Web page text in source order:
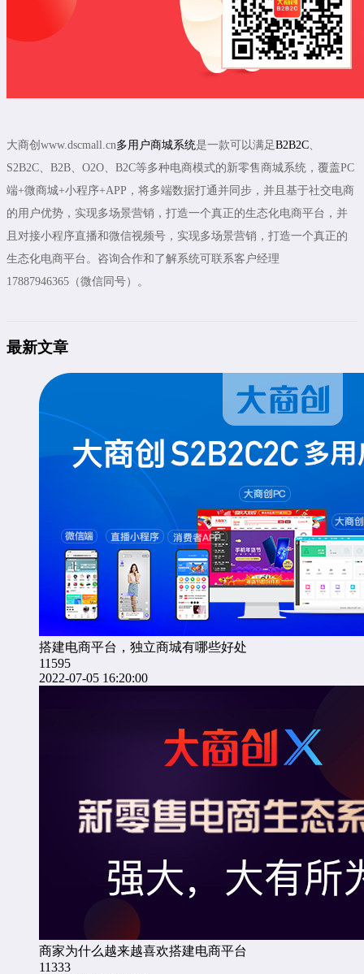
大商创www.dscmall.cn多用户商城系统是一款可以满足B2B2C
S2B2C、B2B、O2O、B2C等多种电商模式的新零售商城系统，覆盖PC
端+微商城+小程序+APP，将多端数据打通并同步，并且基于社交电商
的用户优势，实现多场景营销，打造一个真正的生态化电商平台，并
且对接小程序直播和微信视频号，实现多场景营销，打造一个真正的
生态化电商平台。咨询合作和了解系统可联系客户经理
17887946365（微信同号）。
最新文章
搭建电商平台，独立商城有哪些好处
11595
2022-07-05 16:20:00
商家为什么越来越喜欢搭建电商平台
11333